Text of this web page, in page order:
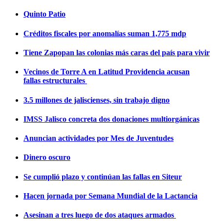
Quinto Patio
Créditos fiscales por anomalías suman 1,775 mdp
Tiene Zapopan las colonias más caras del país para vivir
Vecinos de Torre A en Latitud Providencia acusan
fallas estructurales
3.5 millones de jaliscienses, sin trabajo digno
IMSS Jalisco concreta dos donaciones multiorgánicas
Anuncian actividades por Mes de Juventudes
Dinero oscuro
Se cumplió plazo y continúan las fallas en Siteur
Hacen jornada por Semana Mundial de la Lactancia
Asesinan a tres luego de dos ataques armados